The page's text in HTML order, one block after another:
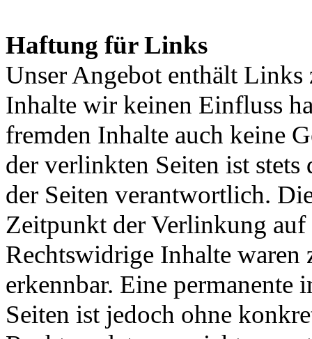
Haftung für Links
Unser Angebot enthält Links
Inhalte wir keinen Einfluss
fremden Inhalte auch keine
der verlinkten Seiten ist
der Seiten verantwortlich.
Zeitpunkt der Verlinkung
Rechtswidrige Inhalte
erkennbar. Eine
Seiten ist jedoch ohne